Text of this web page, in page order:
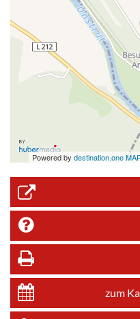
Powered by destination.one
zum